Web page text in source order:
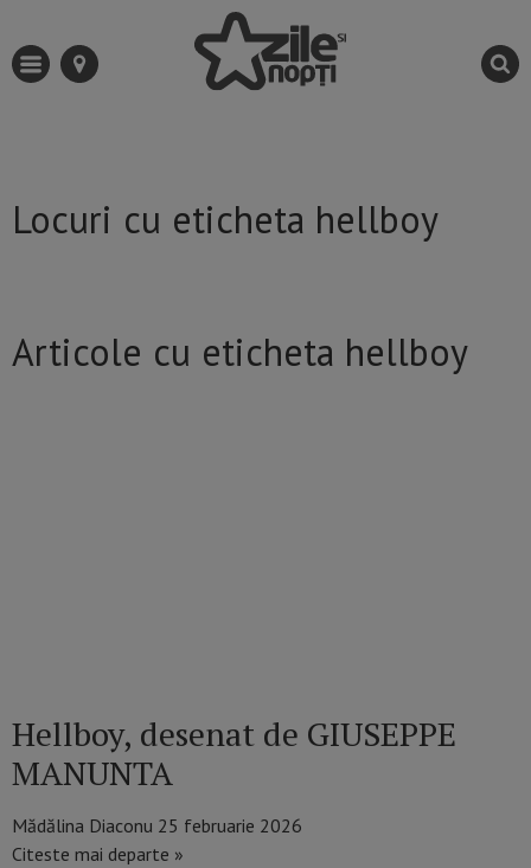
Locuri cu eticheta hellboy
Articole cu eticheta hellboy
Hellboy, desenat de GIUSEPPE
MANUNTA
Mădălina Diaconu 25 februarie 2026
Citeste mai departe »